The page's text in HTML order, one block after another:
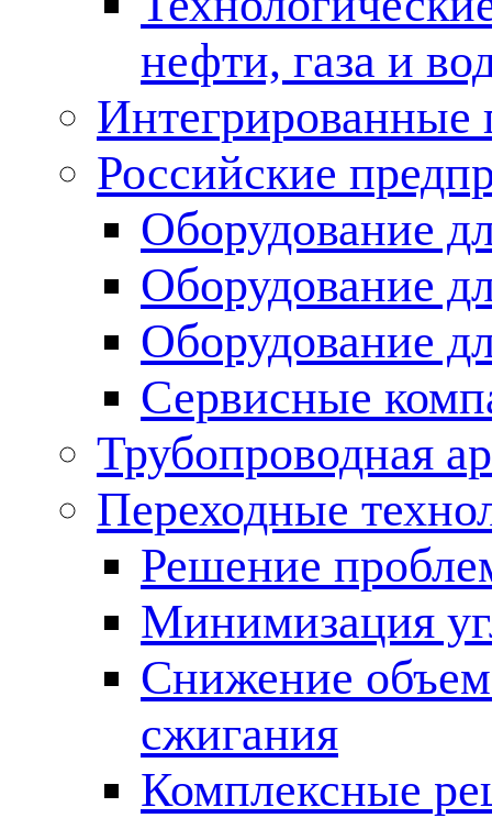
нефти, газа и
Российские
Оборудование
Оборудование
Оборудование
Сервисные
Трубопроводная
Переходные
Решение
Минимизация
Снижение
сжигания
Комплексные